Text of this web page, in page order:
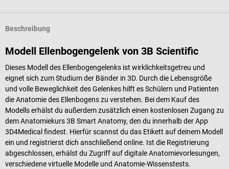
Beschreibung
Modell Ellenbogengelenk von 3B Scientific
Dieses Modell des Ellenbogengelenks ist wirklichkeitsgetreu und
eignet sich zum Studium der Bänder in 3D. Durch die Lebensgröße
und volle Beweglichkeit des Gelenkes hilft es Schülern und Patienten
die Anatomie des Ellenbogens zu verstehen. Bei dem Kauf des
Modells erhälst du außerdem zusätzlich einen kostenlosen Zugang zu
dem Anatomiekurs 3B Smart Anatomy, den du innerhalb der App
3D4Medical findest. Hierfür scannst du das Etikett auf deinem Modell
ein und registrierst dich anschließend online. Ist die Registrierung
abgeschlossen, erhälst du Zugriff auf digitale Anatomievorlesungen,
verschiedene virtuelle Modelle und Anatomie-Wissenstests.